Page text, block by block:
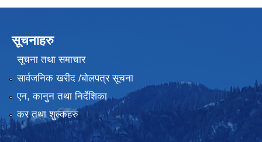
सूचनाहरु
सूचना तथा समाचार
सार्वजनिक खरीद /बोलपत्र सूचना
एन, कानुन तथा निर्देशिका
कर तथा शुल्कहरु